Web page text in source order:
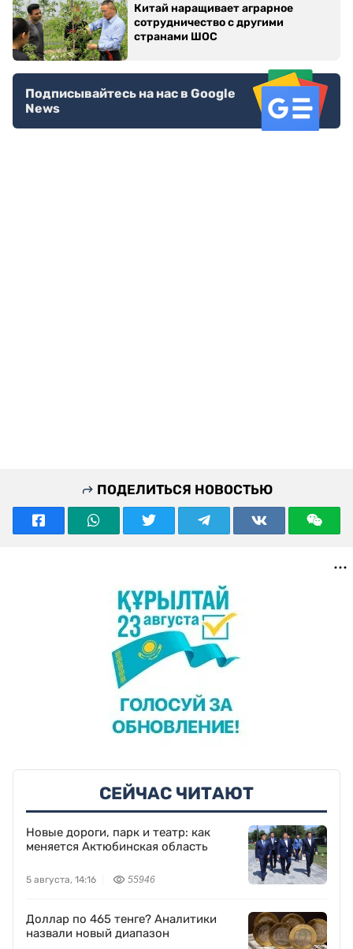
Китай наращивает аграрное
сотрудничество с другими
странами ШОС
Подписывайтесь на нас в Google
News
ПОДЕЛИТЬСЯ НОВОСТЬЮ
СЕЙЧАС ЧИТАЮТ
Новые дороги, парк и театр: как
меняется Актюбинская область
5 августа, 14:16 55946
Доллар по 465 тенге? Аналитики
назвали новый диапазон